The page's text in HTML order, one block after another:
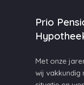
Prio
Met onze
wij vakkundig